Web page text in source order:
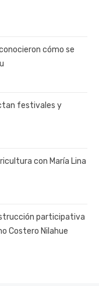
cómo se
festivales y
con María Lina
participativa
Costero Nilahue